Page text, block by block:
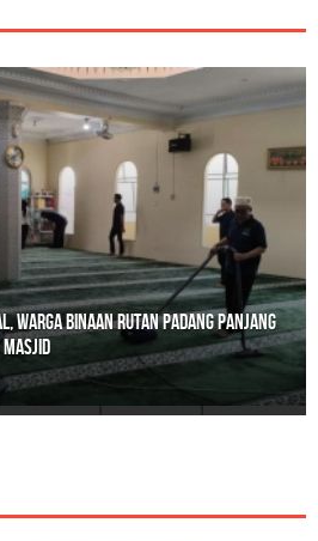
Warga Binaan Rutan Padang Panjang
Masjid